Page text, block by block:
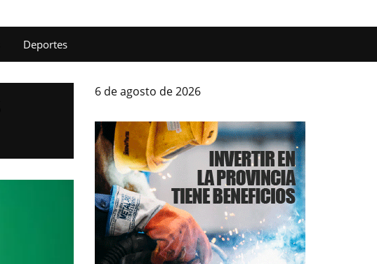
Deportes
6 de agosto de 2026